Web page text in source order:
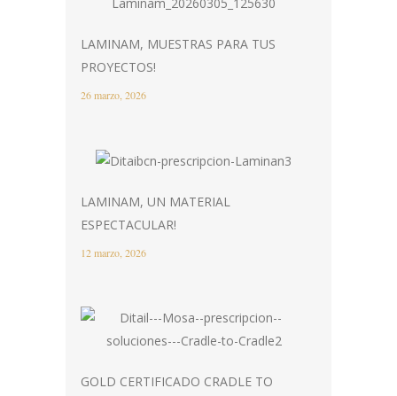
LAMINAM, MUESTRAS PARA TUS
PROYECTOS!
26 marzo, 2026
LAMINAM, UN MATERIAL
ESPECTACULAR!
12 marzo, 2026
GOLD CERTIFICADO CRADLE TO